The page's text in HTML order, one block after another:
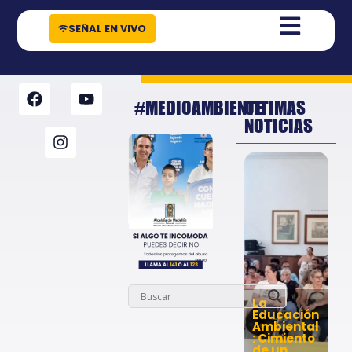
contenido
SEÑAL EN VIVO
#MEDIOAMBIENTEULTIMAS
NOTICIAS
La
Educación
Ambiental
: Cimiento